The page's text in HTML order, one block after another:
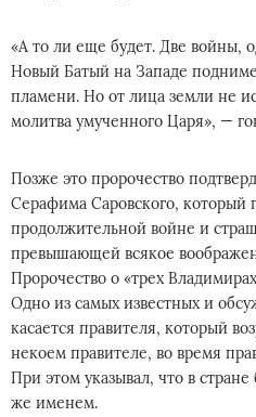
«А то ли еще будет. Две войны,
Новый Батый на Западе
пламени. Но от лица земли не
молитва умученного Царя», —
Позже это пророчество
Серафима Саровского, который
продолжительной войне и
превышающей всякое
Пророчество о «трех
Одно из самых известных и
касается правителя, который
некоем правителе, во время
При этом указывал, что в
же именем.